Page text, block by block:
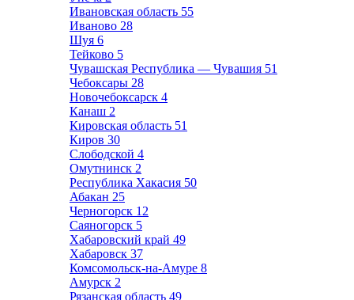
Ивановская область 55
Иваново 28
Шуя 6
Тейково 5
Чувашская Республика — Чувашия 51
Чебоксары 28
Новочебоксарск 4
Канаш 2
Кировская область 51
Киров 30
Слободской 4
Омутнинск 2
Республика Хакасия 50
Абакан 25
Черногорск 12
Саяногорск 5
Хабаровский край 49
Хабаровск 37
Комсомольск-на-Амуре 8
Амурск 2
Рязанская область 49